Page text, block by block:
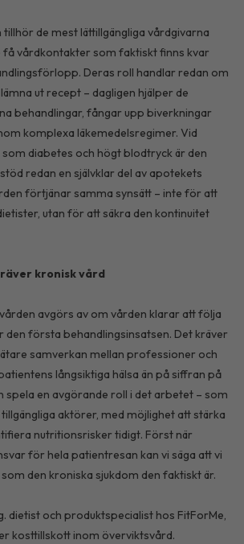
de mest lättillgängliga vårdgivarna
få vårdkontakter som faktiskt finns kvar
Deras roll handlar redan om
ut recept – dagligen hjälper de
behandlingar, fångar upp biverkningar
komplexa läkemedelsregimer. Vid
diabetes och högt blodtryck är den
redan en självklar del av apotekets
förtjänar samma synsätt – inte för att
utan för att säkra den kontinuitet
kronisk vård
avgörs av om vården klarar att följa
den första behandlingsinsatsen. Det kräver
samverkan mellan professioner och
långsiktiga hälsa än på siffran på
spela en avgörande roll i det arbetet – som
aktörer, med möjlighet att stärka
nutritionsrisker tidigt. Först när
för hela patientresan kan vi säga att vi
den kroniska sjukdom den faktiskt är.
dietist och produktspecialist hos FitForMe,
kosttillskott inom överviktsvård.